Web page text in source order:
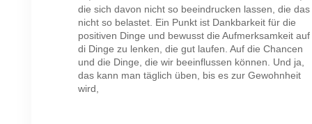
die sich davon nicht so beeindrucken lassen, die das
nicht so belastet. Ein Punkt ist Dankbarkeit für die
positiven Dinge und bewusst die Aufmerksamkeit auf
di Dinge zu lenken, die gut laufen. Auf die Chancen
und die Dinge, die wir beeinflussen können. Und ja,
das kann man täglich üben, bis es zur Gewohnheit
wird,